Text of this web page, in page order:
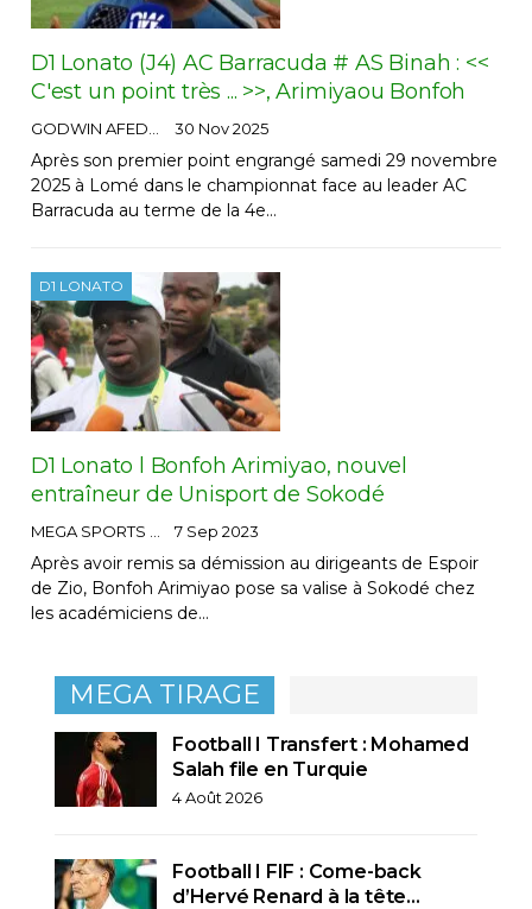
D1 Lonato (J4) AC Barracuda # AS Binah : <<
C'est un point très ... >>, Arimiyaou Bonfoh
30 Nov 2025
Après son premier point engrangé samedi 29 novembre
2025 à Lomé dans le championnat face au leader AC
Barracuda au terme de la 4e…
D1 LONATO
D1 Lonato l Bonfoh Arimiyao, nouvel
entraîneur de Unisport de Sokodé
MEGA SPORTS 7 Sep 2023
Après avoir remis sa démission au dirigeants de Espoir
de Zio, Bonfoh Arimiyao pose sa valise à Sokodé chez
les académiciens de…
MEGA TIRAGE
Football I Transfert : Mohamed
Salah file en Turquie
4 Août 2026
Football I FIF : Come-back
d’Hervé Renard à la tête…